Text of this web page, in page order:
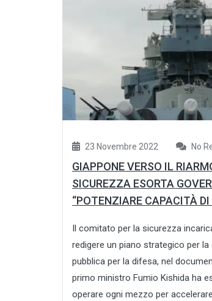
23 Novembre 2022 No
GIAPPONE VERSO IL
SICUREZZA ESORTA
“POTENZIARE CAPACITÀ DI
Il comitato per la sicurezza
redigere un piano strategico per
pubblica per la difesa, nel
primo ministro Fumio Kishida ha
operare ogni mezzo per